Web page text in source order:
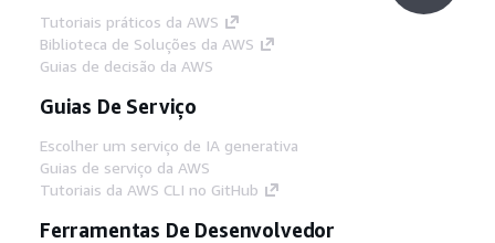
Tutoriais práticos da AWS
Biblioteca de Soluções da AWS
Guias de decisão da AWS
Guias De Serviço
Escolher um serviço de IA generativa
Guias de serviço da AWS
Tutoriais da AWS CLI no GitHub
Ferramentas De Desenvolvedor